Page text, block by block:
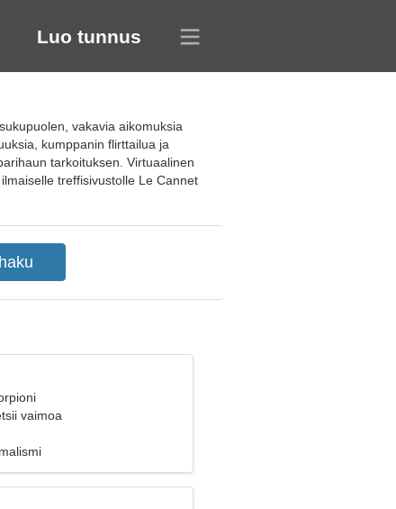
Luo tunnus
vakavia aikomuksia
kumppanin flirttailua ja
tarkoituksen. Virtuaalinen
treffisivustolle Le Cannet
vaimoa